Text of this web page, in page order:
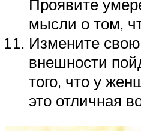
Проявите
мысли о том,
внешности
того, что у
это отличная